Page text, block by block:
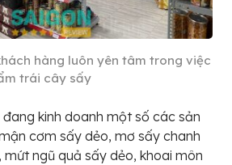
hàng luôn yên tâm trong việc
trái cây sấy
kinh doanh một số các sản
cơm sấy dẻo, mơ sấy chanh
mứt ngũ quả sấy dẻo, khoai môn